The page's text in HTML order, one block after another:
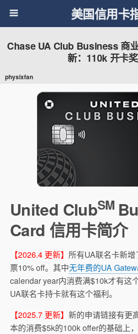
美国信用卡
Chase UA Club Business 商
新：110k 开卡奖
physixfan
United ClubSM
Card 信用卡简介
【2026.4 更新】 所有UA联名卡新
票10% off。其中无年费的UA
calendar year内消费满$10k才有这
UA联名卡持卡就有这个福利。
【2025.7 更新】 新的申请链接有更
本的消费$5k的100k offer的基础上